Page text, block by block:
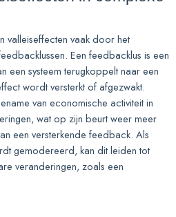
valleiseffecten vaak door het
Een feedbacklus is een
een systeem terugkoppelt naar een
wordt versterkt of afgezwakt.
van economische activiteit in
wat op zijn beurt weer meer
een versterkende feedback. Als
gemodereerd, kan dit leiden tot
veranderingen, zoals een